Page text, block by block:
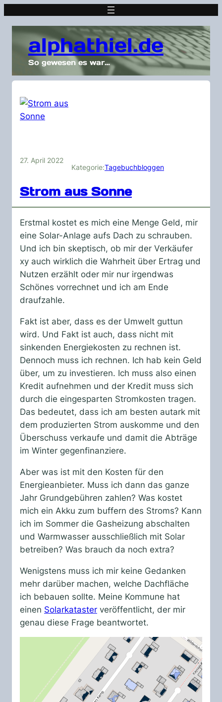
alphathiel.de
So gewesen es war…
27. April 2022
Kategorie:Tagebuchbloggen
Strom aus Sonne
Erstmal kostet es mich eine Menge Geld, mir
eine Solar-Anlage aufs Dach zu schrauben.
Und ich bin skeptisch, ob mir der Verkäufer
xy auch wirklich die Wahrheit über Ertrag und
Nutzen erzählt oder mir nur irgendwas
Schönes vorrechnet und ich am Ende
draufzahle.
Fakt ist aber, dass es der Umwelt guttun
wird. Und Fakt ist auch, dass nicht mit
sinkenden Energiekosten zu rechnen ist.
Dennoch muss ich rechnen. Ich hab kein Geld
über, um zu investieren. Ich muss also einen
Kredit aufnehmen und der Kredit muss sich
durch die eingesparten Stromkosten tragen.
Das bedeutet, dass ich am besten autark mit
dem produzierten Strom auskomme und den
Überschuss verkaufe und damit die Abträge
im Winter gegenfinanziere.
Aber was ist mit den Kosten für den
Energieanbieter. Muss ich dann das ganze
Jahr Grundgebühren zahlen? Was kostet
mich ein Akku zum buffern des Stroms? Kann
ich im Sommer die Gasheizung abschalten
und Warmwasser ausschließlich mit Solar
betreiben? Was brauch da noch extra?
Wenigstens muss ich mir keine Gedanken
mehr darüber machen, welche Dachfläche
ich bebauen sollte. Meine Kommune hat
einen Solarkataster veröffentlicht, der mir
genau diese Frage beantwortet.